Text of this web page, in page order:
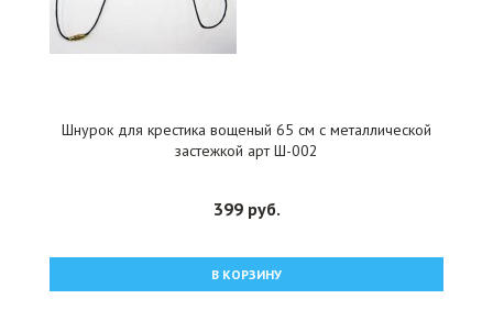
Шнурок для крестика вощеный 65 см с металлической
застежкой арт Ш-002
399 руб.
В КОРЗИНУ